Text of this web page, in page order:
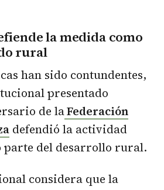
la medida como
rural
han sido contundentes,
presentado
de laFederación
defendió la actividad
parte del desarrollo rural.
considera que la